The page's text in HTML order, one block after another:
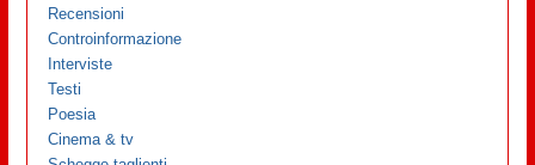
Recensioni
Controinformazione
Interviste
Testi
Poesia
Cinema & tv